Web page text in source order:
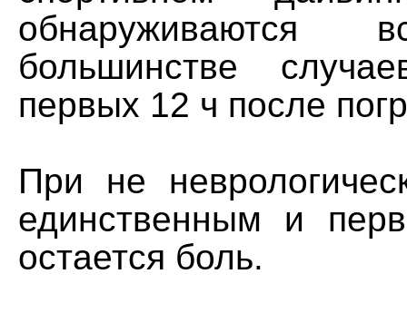
большинстве
первых 12 ч после
При не
единственным и
остается боль.